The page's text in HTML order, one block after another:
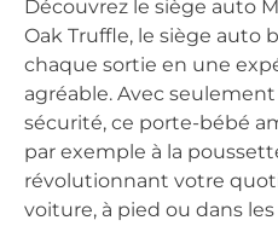
Découvrez le siège auto
Oak Truffle, le siège auto
chaque sortie en une
agréable. Avec
sécurité, ce porte-bébé
par exemple à la
révolutionnant votre
voiture, à pied ou dans